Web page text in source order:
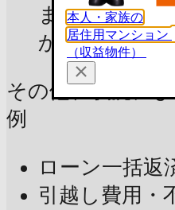
またはすでに
かかりません
その他、状況に
例
ローン一括返
引越し費用・
本人・家族の
居住用マンション
（収益物件）